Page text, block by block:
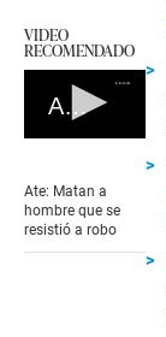
VIDEO
RECOMENDADO
Ate: Matan a hombre que se resistió a robo
of
0
seconds
Ate: Matan a
hombre que se
resistió a robo